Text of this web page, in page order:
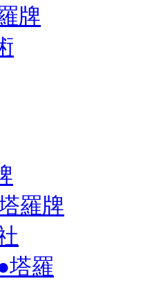
牌
羅牌
塔羅